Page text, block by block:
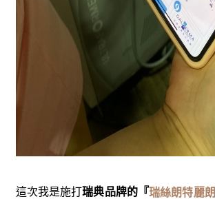
這次我是施打瑞典品牌的『瑞絲朗特麗朗